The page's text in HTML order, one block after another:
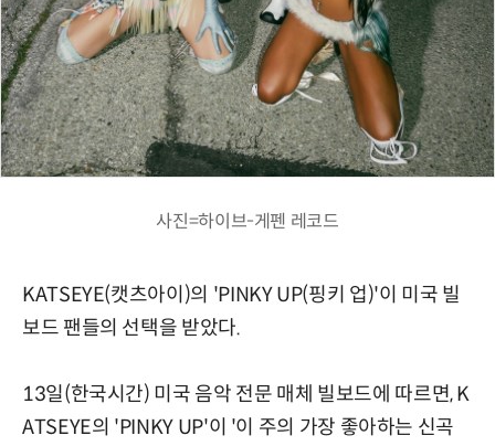
사진=하이브-게펜 레코드
KATSEYE(캣츠아이)의 'PINKY UP(핑키 업)'이 미국 빌
보드 팬들의 선택을 받았다.
13일(한국시간) 미국 음악 전문 매체 빌보드에 따르면, K
ATSEYE의 'PINKY UP'이 '이 주의 가장 좋아하는 신곡